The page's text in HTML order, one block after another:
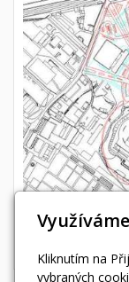
Kliknutím na
vybraných